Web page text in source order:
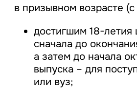
в призывном возрасте (с
достигшим 18-
сначала до
а затем до начала
выпуска – для
или вуз;